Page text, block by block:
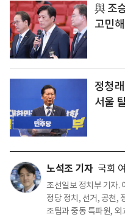
與 조
고민
정청
서울
노석조 기자 국회
조선일보 정치부 기자.
정당 정치, 선거, 공천,
조팀과 중동 특파원,